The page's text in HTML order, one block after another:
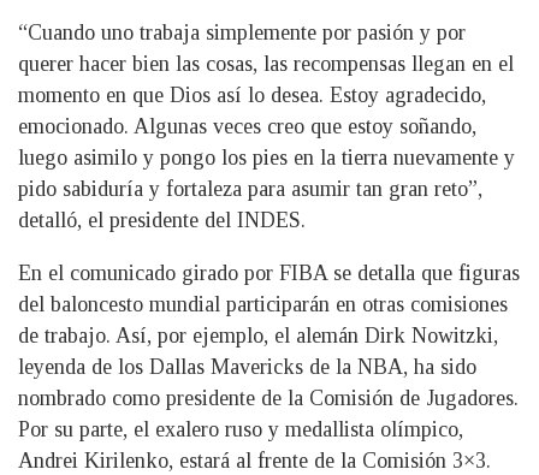
“Cuando uno trabaja simplemente por pasión y por
querer hacer bien las cosas, las recompensas llegan en el
momento en que Dios así lo desea. Estoy agradecido,
emocionado. Algunas veces creo que estoy soñando,
luego asimilo y pongo los pies en la tierra nuevamente y
pido sabiduría y fortaleza para asumir tan gran reto”,
detalló, el presidente del INDES.
En el comunicado girado por FIBA se detalla que figuras
del baloncesto mundial participarán en otras comisiones
de trabajo. Así, por ejemplo, el alemán Dirk Nowitzki,
leyenda de los Dallas Mavericks de la NBA, ha sido
nombrado como presidente de la Comisión de Jugadores.
Por su parte, el exalero ruso y medallista olímpico,
Andrei Kirilenko, estará al frente de la Comisión 3×3.